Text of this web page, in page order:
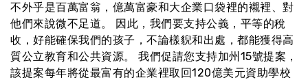
不外乎是百萬富翁，億萬富豪和大企業口袋裡的襯裡、對
他們來說微不足道。 因此，我們要支持公義，平等的稅
收，好能確保我們的孩子，不論樣貎和出處，都能獲得高
質公立教育和公共資源。 我們促請您支持加州15號提案，
該提案每年將從最富有的企業裡取回120億美元資助學校